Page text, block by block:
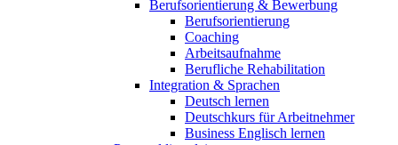
Berufsorientierung & Bewerbung
Berufsorientierung
Coaching
Arbeitsaufnahme
Berufliche Rehabilitation
Integration & Sprachen
Deutsch lernen
Deutschkurs für Arbeitnehmer
Business Englisch lernen